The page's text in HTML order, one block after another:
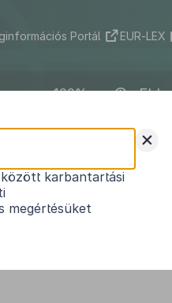
Portál EUR-LEX
ELI
készpénz
helyezéséről szóló
+
karbantartási
megértésüket